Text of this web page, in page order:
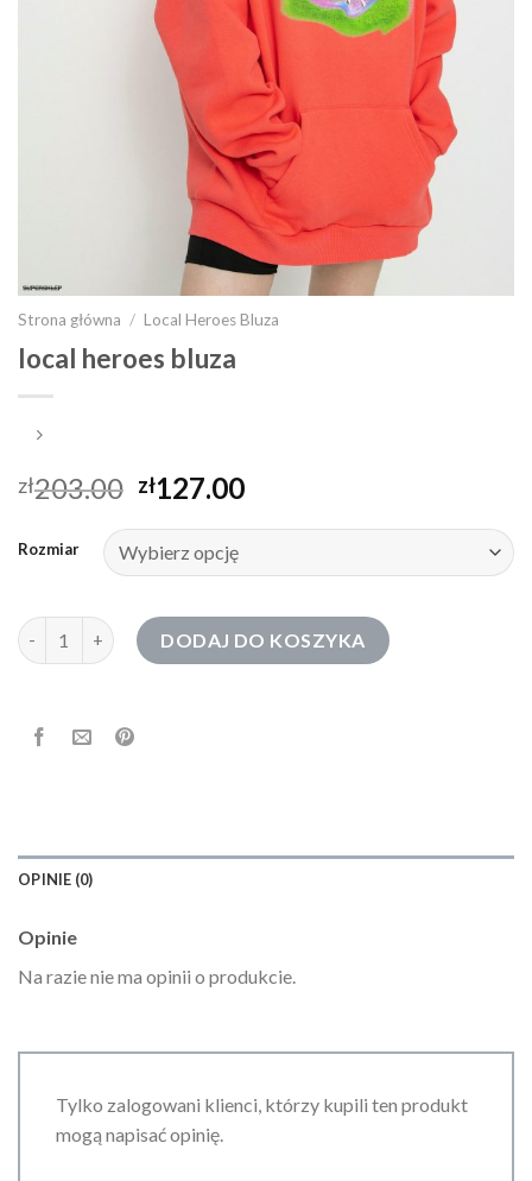
Strona główna / Local Heroes Bluza
local heroes bluza
zł203.00 zł127.00
Rozmiar
ilość local heroes bluzaDODAJ DO KOSZYKA
OPINIE (0)
Opinie
Na razie nie ma opinii o produkcie.
Tylko zalogowani klienci, którzy kupili ten produkt
mogą napisać opinię.